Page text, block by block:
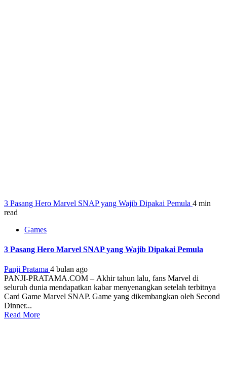
3 Pasang Hero Marvel SNAP yang Wajib Dipakai Pemula 4 min
read
Games
3 Pasang Hero Marvel SNAP yang Wajib Dipakai Pemula
Panji Pratama 4 bulan ago
PANJI-PRATAMA.COM – Akhir tahun lalu, fans Marvel di
seluruh dunia mendapatkan kabar menyenangkan setelah terbitnya
Card Game Marvel SNAP. Game yang dikembangkan oleh Second
Dinner...
Read More